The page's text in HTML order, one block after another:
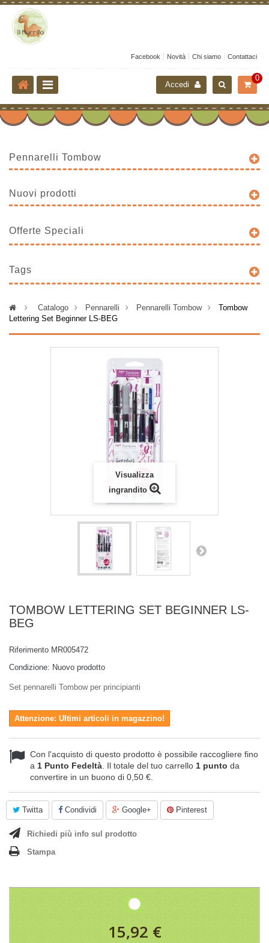
Facebook Novità Chi siamo Contattaci
0
Accedi
Pennarelli Tombow
Nuovi prodotti
Offerte Speciali
Tags
> Catalogo > Pennarelli > Pennarelli Tombow >
Tombow
Lettering Set Beginner LS-BEG
Visualizza
ingrandito
TOMBOW LETTERING SET BEGINNER LS-
BEG
Riferimento MR005472
Condizione: Nuovo prodotto
Set pennarelli Tombow per principianti
Attenzione: Ultimi articoli in magazzino!
Con l'acquisto di questo prodotto è possibile raccogliere fino
a 1 Punto Fedeltà . Il totale del tuo carrello 1 punto da
convertire in un buono di 0,50 €
Twitta Condividi Google+ Pinterest
Richiedi più info sul prodotto
Stampa
15,92 €